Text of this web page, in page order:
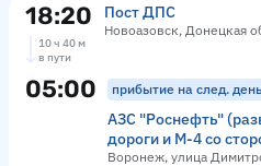
18:20 Пост ДПС
Новоазовск, Донецкая
10 ч 40 м
в пути
05:00 прибытие на след. день
АЗС "Роснефть"
дороги и М-4 со
Воронеж, улица